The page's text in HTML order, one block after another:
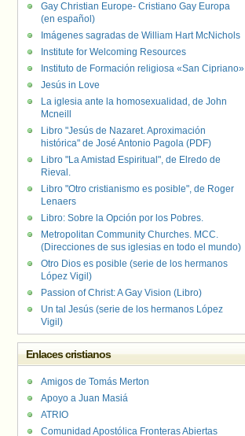
Gay Christian Europe- Cristiano Gay Europa
(en español)
Imágenes sagradas de William Hart McNichols
Institute for Welcoming Resources
Instituto de Formación religiosa «San Cipriano»
Jesús in Love
La iglesia ante la homosexualidad, de John
Mcneill
Libro "Jesús de Nazaret. Aproximación
histórica" de José Antonio Pagola (PDF)
Libro "La Amistad Espiritual", de Elredo de
Rieval.
Libro "Otro cristianismo es posible", de Roger
Lenaers
Libro: Sobre la Opción por los Pobres.
Metropolitan Community Churches. MCC.
(Direcciones de sus iglesias en todo el mundo)
Otro Dios es posible (serie de los hermanos
López Vigil)
Passion of Christ: A Gay Vision (Libro)
Un tal Jesús (serie de los hermanos López
Vigil)
Enlaces cristianos
Amigos de Tomás Merton
Apoyo a Juan Masiá
ATRIO
Comunidad Apostólica Fronteras Abiertas